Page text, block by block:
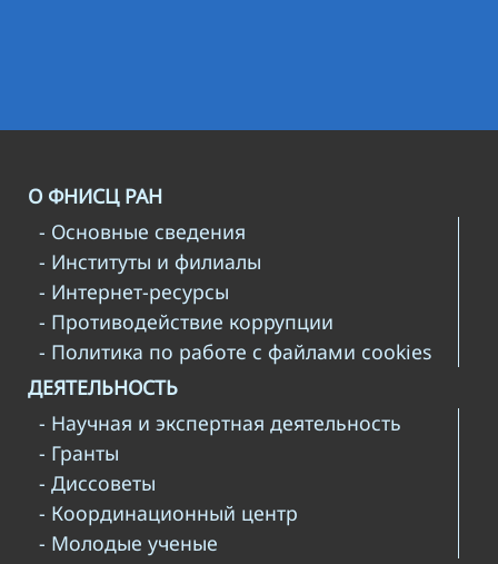
О ФНИСЦ РАН
- Основные сведения
- Институты и филиалы
- Интернет-ресурсы
- Противодействие коррупции
- Политика по работе с файлами cookies
ДЕЯТЕЛЬНОСТЬ
- Научная и экспертная деятельность
- Гранты
- Диссоветы
- Координационный центр
- Молодые ученые